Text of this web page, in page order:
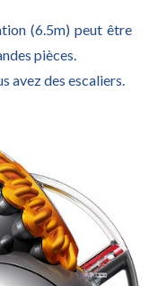
(6.5m) peut être
pièces.
avez des escaliers.